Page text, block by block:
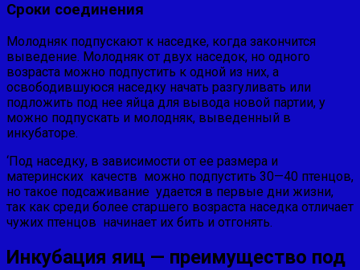
Сроки соединения
Молодняк подпускают к наседке, когда закончится
выведение. Молодняк от двух наседок, но одного
возраста можно подпустить к одной из них, а
освободившуюся наседку начать разгуливать или
подложить под нее яйца для вывода новой партии, у
можно подпускать и молодняк, выведенный в
инкубаторе.
‘Под наседку, в зависимости от ее размера и
материнских качеств можно подпустить 30—40 птенцов,
но такое подсаживание удается в первые дни жизни,
так как среди более старшего возраста наседка отличает
чужих птенцов начинает их бить и отгонять.
Инкубация яиц — преимущество под